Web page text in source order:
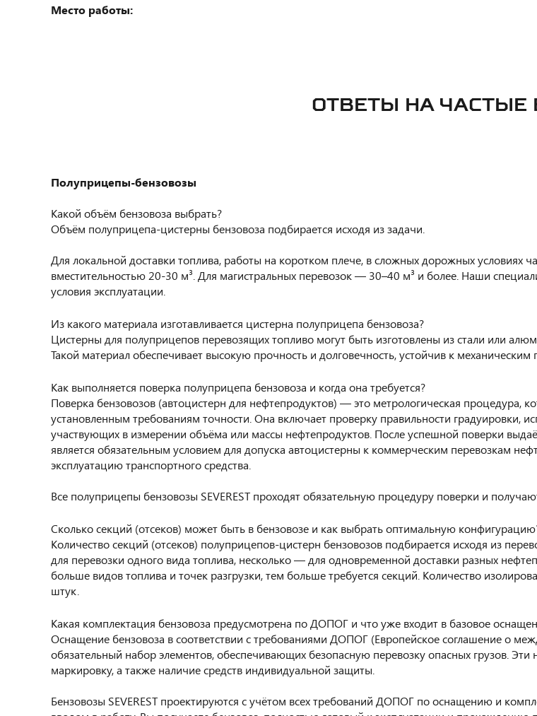
Место работы:
ОТВЕТЫ НА ЧАСТЫЕ
Полуприцепы-бензовозы
Какой объём бензовоза выбрать?
Объём полуприцепа-цистерны бензовоза подбирается исходя из задачи.
Для локальной доставки топлива, работы на коротком плече, в сложных дорожных условиях
вместительностью 20-30 м³. Для магистральных перевозок — 30–40 м³ и более. Наши
условия эксплуатации.
Из какого материала изготавливается цистерна полуприцепа бензовоза?
Цистерны для полуприцепов перевозящих топливо могут быть изготовлены из стали или
Такой материал обеспечивает высокую прочность и долговечность, устойчив к механическим
Как выполняется поверка полуприцепа бензовоза и когда она требуется?
Поверка бензовозов (автоцистерн для нефтепродуктов) — это метрологическая процедура,
установленным требованиям точности. Она включает проверку правильности градуировки,
участвующих в измерении объёма или массы нефтепродуктов. После успешной поверки
является обязательным условием для допуска автоцистерны к коммерческим перевозкам
эксплуатацию транспортного средства.
Все полуприцепы бензовозы SEVEREST проходят обязательную процедуру поверки и
Сколько секций (отсеков) может быть в бензовозе и как выбрать оптимальную
Количество секций (отсеков) полуприцепов-цистерн бензовозов подбирается исходя из
для перевозки одного вида топлива, несколько — для одновременной доставки разных
больше видов топлива и точек разгрузки, тем больше требуется секций. Количество
штук.
Какая комплектация бензовоза предусмотрена по ДОПОГ и что уже входит в базовое
Оснащение бензовоза в соответствии с требованиями ДОПОГ (Европейское соглашение о
обязательный набор элементов, обеспечивающих безопасную перевозку опасных грузов.
маркировку, а также наличие средств индивидуальной защиты.
Бензовозы SEVEREST проектируются с учётом всех требований ДОПОГ по оснащению и